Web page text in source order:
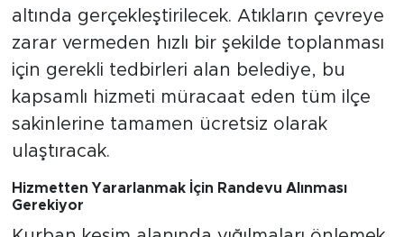
altında gerçekleştirilecek. Atıkların çevreye
zarar vermeden hızlı bir şekilde toplanması
için gerekli tedbirleri alan belediye, bu
kapsamlı hizmeti müracaat eden tüm ilçe
sakinlerine tamamen ücretsiz olarak
ulaştıracak.
Hizmetten Yararlanmak İçin Randevu Alınması
Gerekiyor